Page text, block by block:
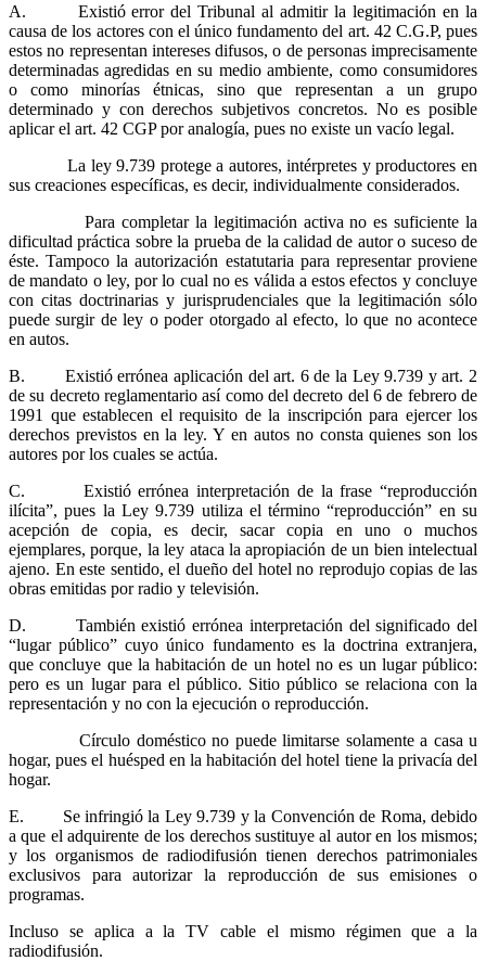
A. Existió error del Tribunal al admitir la legitimación en la
causa de los actores con el único fundamento del art. 42 C.G.P, pues
estos no representan intereses difusos, o de personas imprecisamente
determinadas agredidas en su medio ambiente, como consumidores
o como minorías étnicas, sino que representan a un grupo
determinado y con derechos subjetivos concretos. No es posible
aplicar el art. 42 CGP por analogía, pues no existe un vacío legal.
La ley 9.739 protege a autores, intérpretes y productores en
sus creaciones específicas, es decir, individualmente considerados.
Para completar la legitimación activa no es suficiente la
dificultad práctica sobre la prueba de la calidad de autor o suceso de
éste. Tampoco la autorización estatutaria para representar proviene
de mandato o ley, por lo cual no es válida a estos efectos y concluye
con citas doctrinarias y jurisprudenciales que la legitimación sólo
puede surgir de ley o poder otorgado al efecto, lo que no acontece
en autos.
B. Existió errónea aplicación del art. 6 de la Ley 9.739 y art. 2
de su decreto reglamentario así como del decreto del 6 de febrero de
1991 que establecen el requisito de la inscripción para ejercer los
derechos previstos en la ley. Y en autos no consta quienes son los
autores por los cuales se actúa.
C. Existió errónea interpretación de la frase “reproducción
ilícita”, pues la Ley 9.739 utiliza el término “reproducción” en su
acepción de copia, es decir, sacar copia en uno o muchos
ejemplares, porque, la ley ataca la apropiación de un bien intelectual
ajeno. En este sentido, el dueño del hotel no reprodujo copias de las
obras emitidas por radio y televisión.
D. También existió errónea interpretación del significado del
“lugar público” cuyo único fundamento es la doctrina extranjera,
que concluye que la habitación de un hotel no es un lugar público:
pero es un lugar para el público. Sitio público se relaciona con la
representación y no con la ejecución o reproducción.
Círculo doméstico no puede limitarse solamente a casa u
hogar, pues el huésped en la habitación del hotel tiene la privacía del
hogar.
E. Se infringió la Ley 9.739 y la Convención de Roma, debido
a que el adquirente de los derechos sustituye al autor en los mismos;
y los organismos de radiodifusión tienen derechos patrimoniales
exclusivos para autorizar la reproducción de sus emisiones o
programas.
Incluso se aplica a la TV cable el mismo régimen que a la
radiodifusión.